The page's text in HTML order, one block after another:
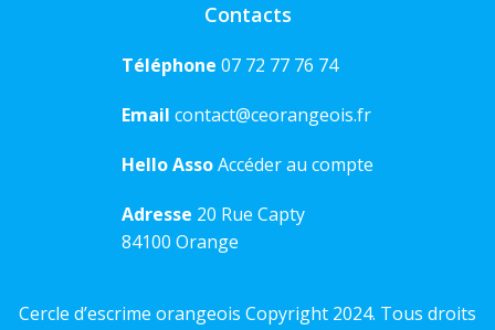
Contacts
Téléphone 07 72 77 76 74
Email contact@ceorangeois.fr
Hello AssoAccéder au compte
Adresse 20 Rue Capty
84100 Orange
Cercle d’escrime orangeois Copyright 2024. Tous droits